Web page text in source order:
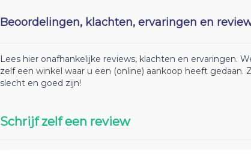
Beoordelingen, klachten, ervaringen en
Lees hier onafhankelijke reviews, klachten en ervaringen.
zelf een winkel waar u een (online) aankoop heeft
slecht en goed zijn!
Schrijf zelf een review